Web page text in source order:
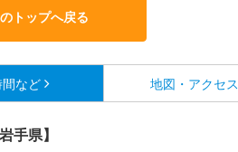
トップへ戻る
など 地図・アクセス
手県】